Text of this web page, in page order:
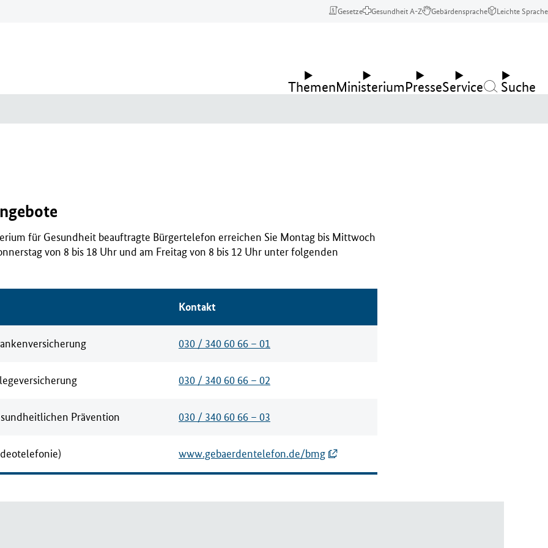
Gesetze Gesundheit A-Z Gebärdensprache Leichte Sprache
ThemenMinisteriumPresseService Suche
für Gesundheit beauftragte Bürgertelefon erreichen Sie Montag bis Mittwoch
von 8 bis 18 Uhr und am Freitag von 8 bis 12 Uhr unter folgenden
Kontakt
030 / 340 60 66 – 01
030 / 340 60 66 – 02
Prävention 030 / 340 60 66 – 03
www.gebaerdentelefon.de/bmg